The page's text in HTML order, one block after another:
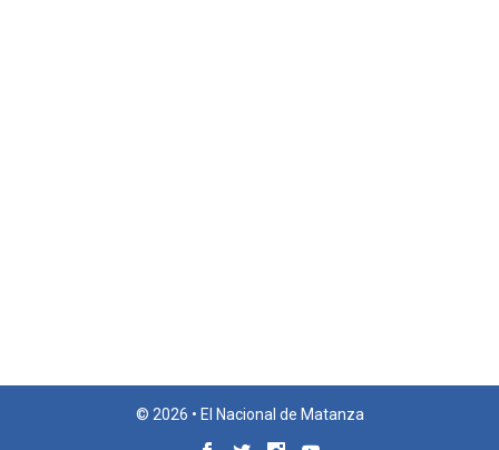
© 2026 • El Nacional de Matanza